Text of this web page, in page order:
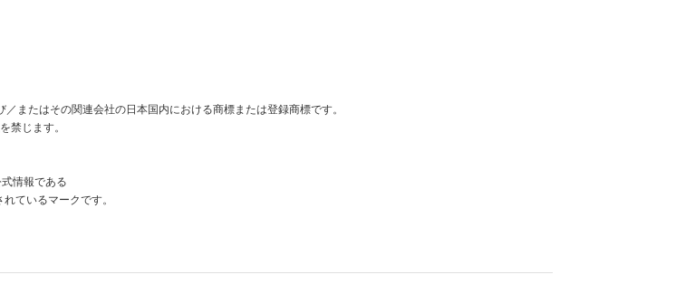
またはその関連会社の日本国内における商標または登録商標です。
禁じます。
情報である
ているマークです。